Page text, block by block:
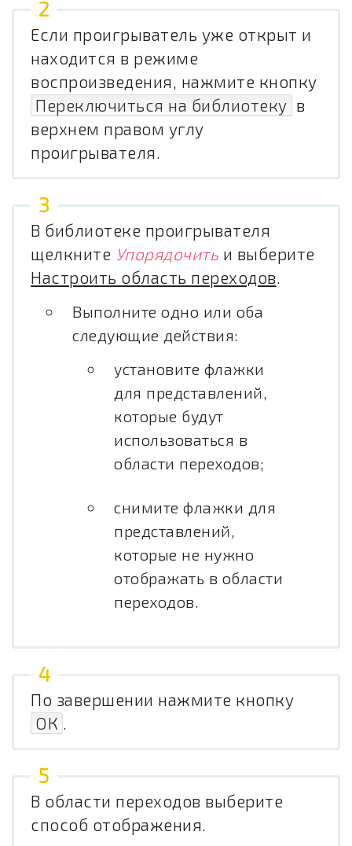
Если проигрыватель уже открыт и
находится в режиме
воспроизведения, нажмите кнопку
Переключиться на библиотеку в
верхнем правом углу
проигрывателя.
В библиотеке проигрывателя
щелкните Упорядочить и выберите
Настроить область переходов.
Выполните одно или оба
следующие действия:
установите флажки
для представлений,
которые будут
использоваться в
области переходов;
снимите флажки для
представлений,
которые не нужно
отображать в области
переходов.
По завершении нажмите кнопку
ОК .
В области переходов выберите
способ отображения.